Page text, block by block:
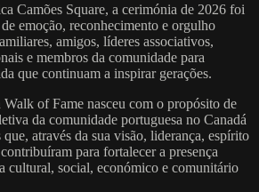
Camões Square, a cerimónia de 2026 foi
emoção, reconhecimento e orgulho
amigos, líderes associativos,
e membros da comunidade para
que continuam a inspirar gerações.
of Fame nasceu com o propósito de
da comunidade portuguesa no Canadá
que, através da sua visão, liderança, espírito
para fortalecer a presença
cultural, social, económico e comunitário